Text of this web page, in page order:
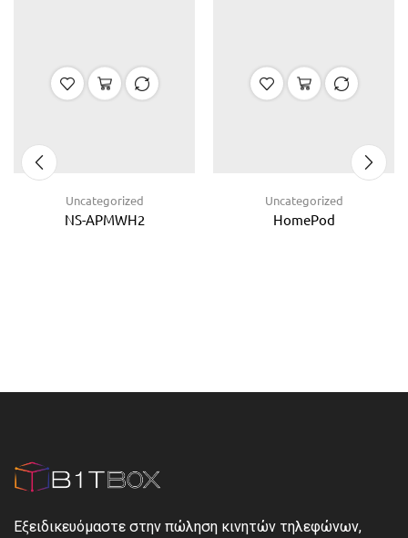
Uncategorized
NS-APMWH2
Uncategorized
HomePod
Εξειδικευόμαστε στην πώληση κινητών τηλεφώνων,